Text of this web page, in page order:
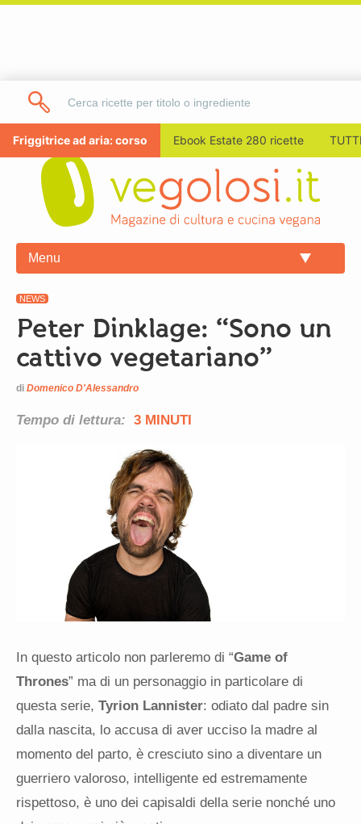
Friggitrice ad aria: corso Ebook Estate 280 ricette
Menu
NEWS
Peter Dinklage: “Sono un
cattivo vegetariano”
di Domenico D'Alessandro
Tempo di lettura: 3 MINUTI
In questo articolo non parleremo di “Game of
Thrones” ma di un personaggio in particolare di
questa serie, Tyrion Lannister: odiato dal padre sin
dalla nascita, lo accusa di aver ucciso la madre al
momento del parto, è cresciuto sino a diventare un
guerriero valoroso, intelligente ed estremamente
rispettoso, è uno dei capisaldi della serie nonché uno